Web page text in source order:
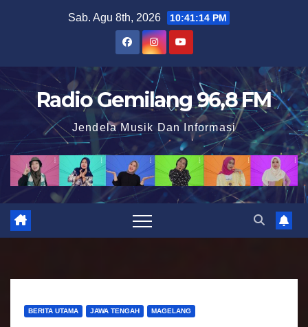
t
o
n
Sab. Agu 8th, 2026 10:41:15 PM
Radio Gemilang 96,8 FM
Jendela Musik Dan Informasi
BERITA UTAMA JAWA TENGAH MAGELANG